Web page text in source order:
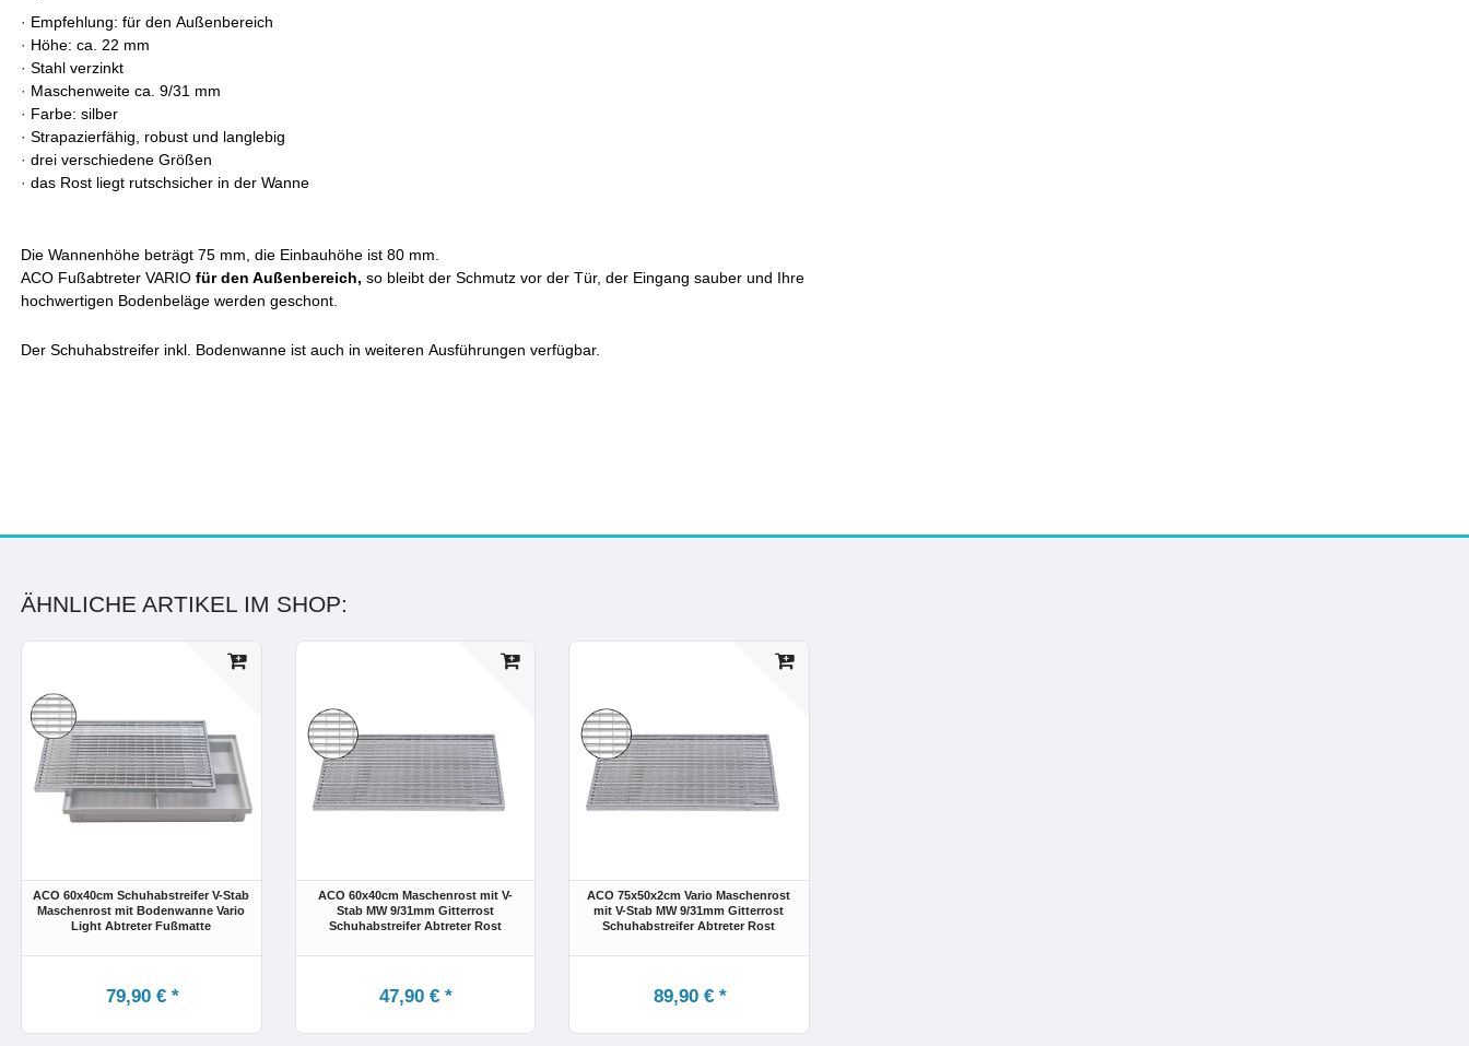
· Empfehlung: für den Außenbereich
· Höhe: ca. 22 mm
· Stahl verzinkt
· Maschenweite ca. 9/31 mm
· Farbe: silber
· Strapazierfähig, robust und langlebig
· drei verschiedene Größen
· das Rost liegt rutschsicher in der Wanne
Die Wannenhöhe beträgt 75 mm, die Einbauhöhe ist 80 mm.
ACO Fußabtreter VARIO für den Außenbereich, so bleibt der Schmutz vor der Tür, der Eingang sauber und Ihre
hochwertigen Bodenbeläge werden geschont.
Der Schuhabstreifer inkl. Bodenwanne ist auch in weiteren Ausführungen verfügbar.
ÄHNLICHE ARTIKEL IM SHOP:
ACO 60x40cm Schuhabstreifer V-Stab
Maschenrost mit Bodenwanne Vario
Light Abtreter Fußmatte
79,90 € *
ACO 60x40cm Maschenrost mit V-
Stab MW 9/31mm Gitterrost
Schuhabstreifer Abtreter Rost
47,90 € *
ACO 75x50x2cm Vario Maschenrost
mit V-Stab MW 9/31mm Gitterrost
Schuhabstreifer Abtreter Rost
89,90 € *